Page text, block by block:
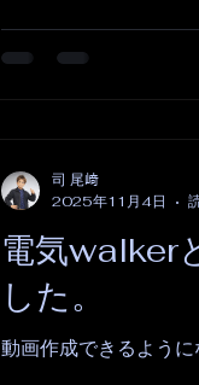
電気walker
した。
動画作成できるように
司 尾﨑
2025年11月4日